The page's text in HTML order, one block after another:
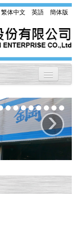
繁体中文 英語 簡体版
›